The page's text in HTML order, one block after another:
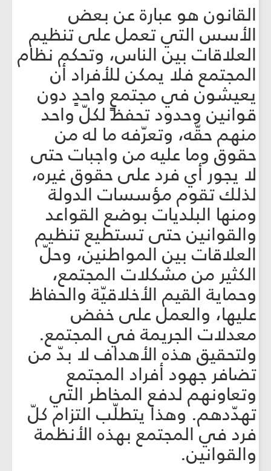
القانون هو عبارة عن بعض
الأسس التي تعمل على تنظيم
العلاقات بين الناس، وتحكم نظام
المجتمع فلا يمكن للأفراد أن
يعيشون في مجتمعٍ واحدٍ دون
قوانين وحدود تحفظ لكلّ واحد
منهم حقّه، وتعرّفه ما له من
حقوق وما عليه من واجبات حتى
لا يجور أي فرد على حقوق غيره،
لذلك تقوم مؤسسات الدولة
ومنها البلديات بوضع القواعد
والقوانين حتى تستطيع تنظيم
العلاقات بين المواطنين، وحلّ
الكثير من مشكلات المجتمع،
وحماية القيم الأخلاقيّة والحفاظ
عليها، والعمل على خفض
معدلات الجريمة في المجتمع.
ولتحقيق هذه الأهداف لا بدّ من
تضافر جهود أفراد المجتمع
وتعاونهم لدفع المخاطر التي
تهدّدهم. وهذا يتطلّب التزام كلّ
فرد في المجتمع بهذه الأنظمة
والقوانين.